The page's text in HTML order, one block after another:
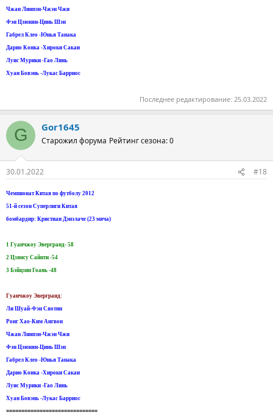
Чжан Линпэн-Чжэн Чжи
Фэн Цзюнян-Цинь Шэн
Габрел Клео -Юнья Танака
Дарио Конка -Хироки Сакаи
Луис Мурики -Гао Линь
Хуан Бовэнь -Лукас Барриос
Последнее редактирование: 25.03.2022
G Gor1645
Старожил форума Рейтинг сезона: 0
30.01.2022 #18
Чемпионат Китая по футболу 2012
51-й сезон Суперлиги Китая
бомбардир: Кристиан Дэнэлаче (23 мяча)
1 Гуанчжоу Эвергранд- 58
2 Цзянсу Сайнти -54
3 Бэйцзин Гоань -48
Гуанчжоу Эвергранд:
Ли Шуай-Фэн Сяотин
Ронг Хао-Ким Ангвон
Чжан Линпэн-Чжэн Чжи
Фэн Цзюнян-Цинь Шэн
Габрел Клео -Юнья Танака
Дарио Конка -Хироки Сакаи
Луис Мурики -Гао Линь
Хуан Бовэнь -Лукас Барриос
==============================